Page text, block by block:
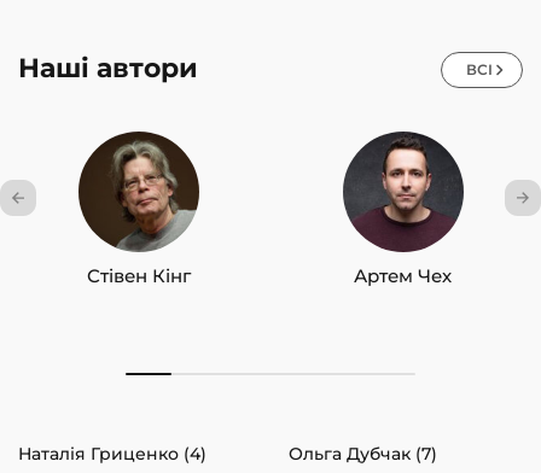
Наші автори ВСІ
Стівен Кінг Артем Чех
Наталія Гриценко (4)
Ольга Дубчак (7)